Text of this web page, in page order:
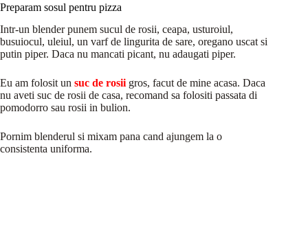
Preparam sosul pentru pizza
Intr-un blender punem sucul de rosii, ceapa, usturoiul,
busuiocul, uleiul, un varf de lingurita de sare, oregano uscat si
putin piper. Daca nu mancati picant, nu adaugati piper.
Eu am folosit un suc de rosiigros, facut de mine acasa. Daca
nu aveti suc de rosii de casa, recomand sa folositi passata di
pomodorro sau rosii in bulion.
Pornim blenderul si mixam pana cand ajungem la o
consistenta uniforma.